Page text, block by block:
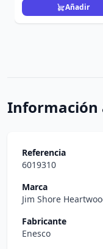
Añadir
Información
Referencia
6019310
Marca
Jim Shore
Fabricante
Enesco